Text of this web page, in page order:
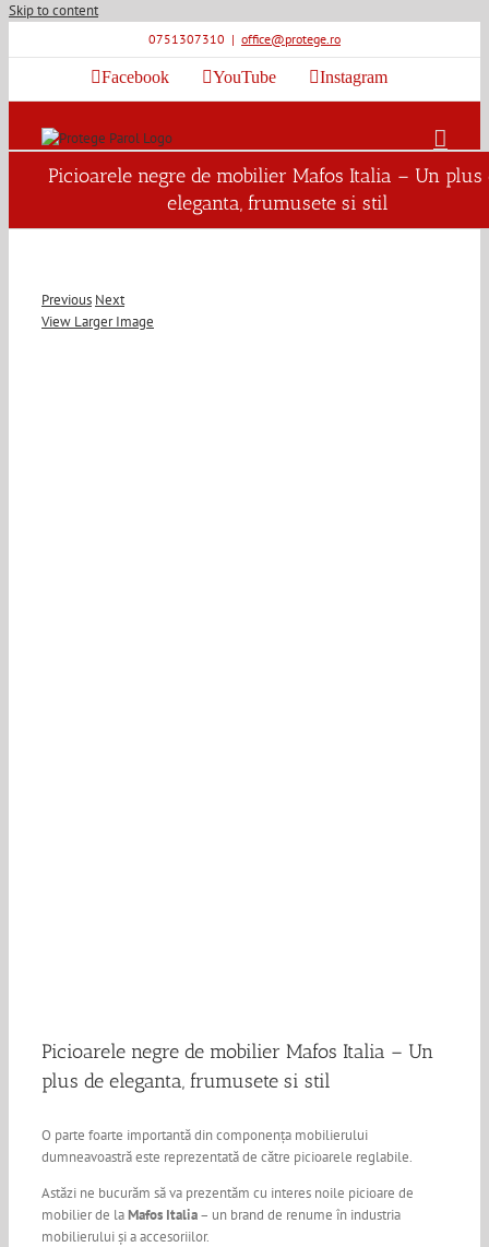
Skip to content
0751307310 | office@protege.ro
Facebook YouTube Instagram
Picioarele negre de mobilier Mafos Italia – Un plus
eleganta, frumusete si stil
Previous Next
View Larger Image
Picioarele negre de mobilier Mafos Italia – Un
plus de eleganta, frumusete si stil
O parte foarte importantă din componența mobilierului
dumneavoastră este reprezentată de către picioarele reglabile.
Astăzi ne bucurăm să va prezentăm cu interes noile picioare de
mobilier de laMafos Italia– un brand de renume în industria
mobilierului și a accesoriilor.